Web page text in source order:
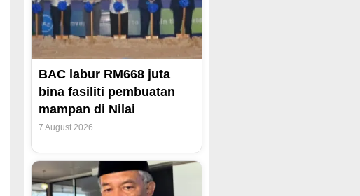
BAC labur RM668 juta
bina fasiliti pembuatan
mampan di Nilai
7 August 2026